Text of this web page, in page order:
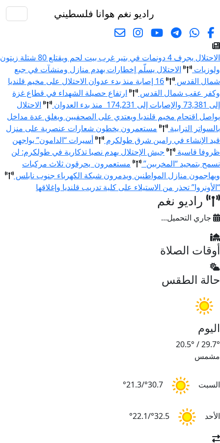
راديو نغم هوانا فلسطيني
الاحتلال يجرف 4 دونمات في بتير غرب بيت لحم ويقتلع 80 شتلة زيتون
ولوزيات
الاحتلال يسلّم إخطارات بهدم منازل ومنشآت في جبع
شمال القدس
16 إصابة منذ بدء عدوان الاحتلال على مخيم قلنديا
وكفر عقب شمال القدس
ارتفاع حصيلة الشهداء في قطاع غزة
إلى 73,381 والإصابات إلى 174,231 منذ بدء العدوان
الاحتلال
يواصل اقتحام مخيم قلنديا ويعتدي على الصحفيين ويغلق عدة مداخل
بالسواتر الترابية
مستعمرون يخطون شعارات عنصرية على منزل
قيد الإنشاء في رامين شرق طولكرم
أسيرات “الدامون” يواجهن
ظروفا قاسية
جيش الإحتلال يهدم نصبا تذكارية في طولكرم: لن
نسمح بتمجيد “المخربين”
مستعمرون يحرقون ثلاث مركبات
ويهاجمون منازل المواطنين ويدمرون شبكة الكهرباء جنوب نابلس
“الأونروا” تحذر من الاستيلاء على كلية تدريب قلنديا وإغلاقها
راديو نغم
جاري التحميل...
أوقات الصلاة
حالة الطقس
اليوم
29.7°
/
20.5°
مشمس
السبت 30.7°/21.3°
الأحد 32.5°/22.1°